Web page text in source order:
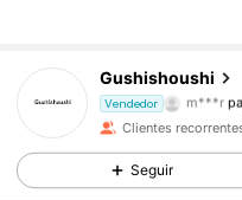
Gushishoushi
Vendedor
4,86
2K
m***r
Clientes
Seguir